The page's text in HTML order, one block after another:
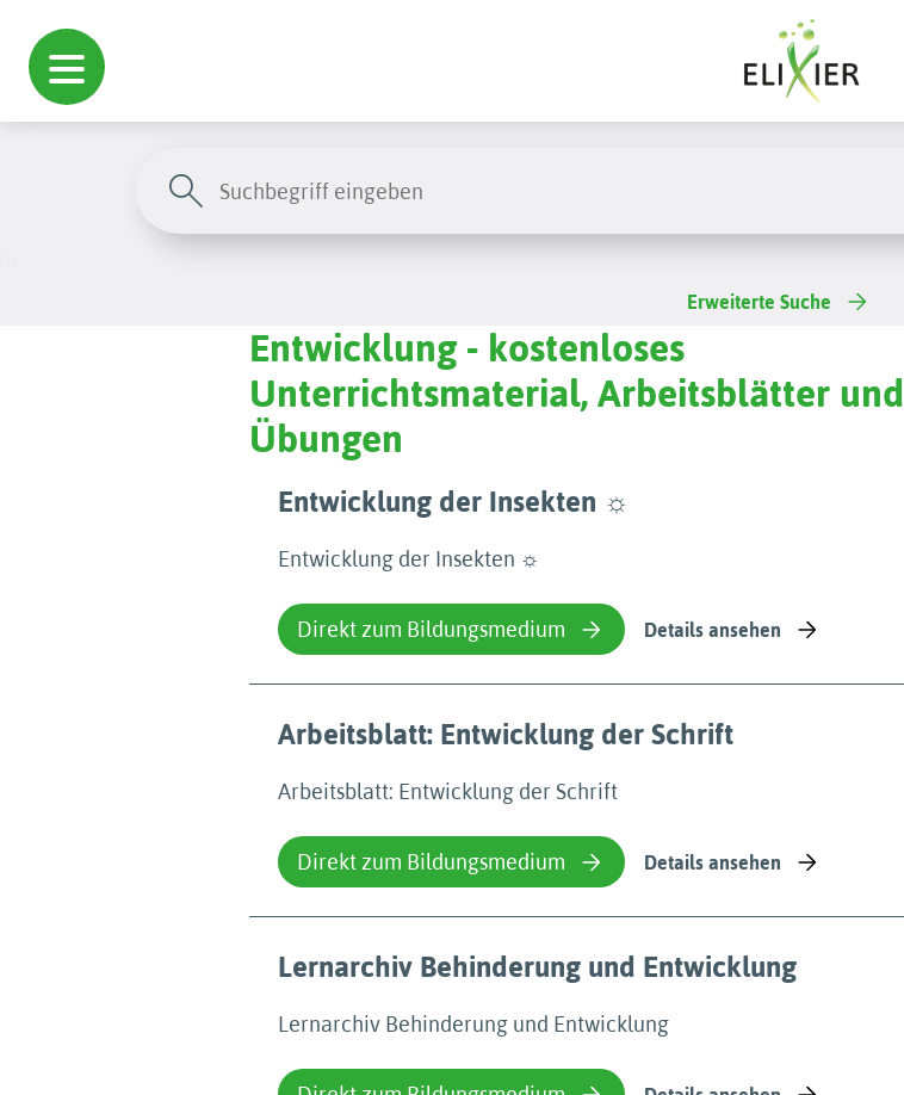
Erweiterte Suche
Entwicklung - kostenloses
Unterrichtsmaterial, Arbeitsblätter und
Übungen
Entwicklung der Insekten ☼
Entwicklung der Insekten ☼
Direkt zum Bildungsmedium Details ansehen
Arbeitsblatt: Entwicklung der Schrift
Arbeitsblatt: Entwicklung der Schrift
Direkt zum Bildungsmedium Details ansehen
Lernarchiv Behinderung und Entwicklung
Lernarchiv Behinderung und Entwicklung